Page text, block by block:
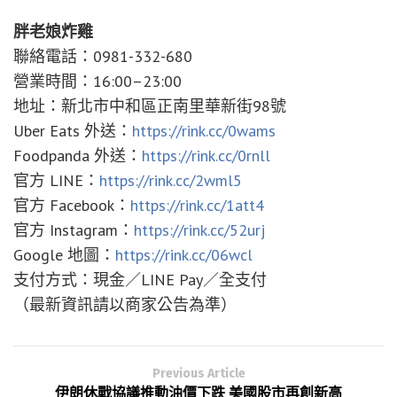
胖老娘炸雞
聯絡電話：0981-332-680
營業時間：16:00–23:00
地址：新北市中和區正南里華新街98號
Uber Eats 外送： https://rink.cc/0wams
Foodpanda 外送： https://rink.cc/0rnll
官方 LINE： https://rink.cc/2wml5
官方 Facebook： https://rink.cc/1att4
官方 Instagram： https://rink.cc/52urj
Google 地圖： https://rink.cc/06wcl
支付方式：現金／LINE Pay／全支付
（最新資訊請以商家公告為準）
Previous Article
伊朗休戰協議推動油價下跌 美國股市再創新高